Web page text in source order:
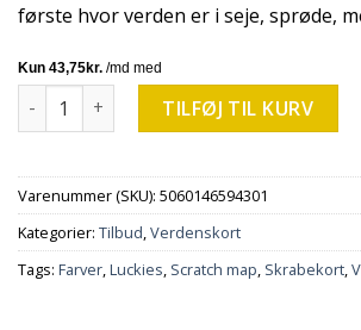
første hvor verden er i seje, sprøde,
Scratch Map Skrabekort Rainbow
TILFØJ TIL KURV
Varenummer (SKU): 5060146594301
Kategorier: Tilbud,Verdenskort
Tags: Farver,Luckies, Scratch map, Skrabekort,